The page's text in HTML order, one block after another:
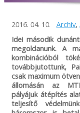
2016. 04. 10. Archív,
Idei második
megoldanunk. A
kombinációból
továbbjutottunk,
csak maximum
állomásán az
pályájuk átépítés
teljesítő